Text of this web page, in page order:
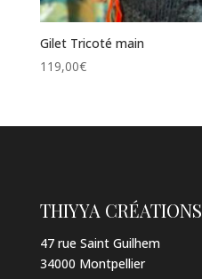
Gilet Tricoté main
119,00€
THIYYA CRÉATIONS
47 rue Saint Guilhem
34000 Montpellier